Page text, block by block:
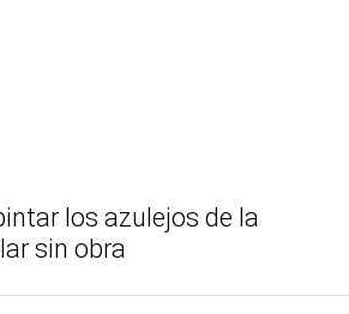
los azulejos de la
sin obra